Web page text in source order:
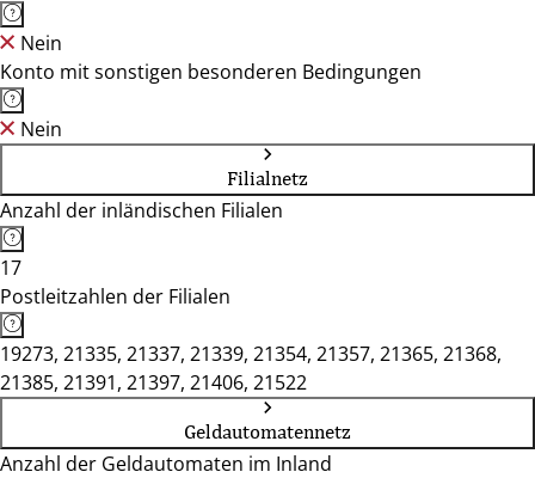
Nein
Konto mit sonstigen besonderen Bedingungen
Nein
Filialnetz
Anzahl der inländischen Filialen
17
Postleitzahlen der Filialen
19273, 21335, 21337, 21339, 21354, 21357, 21365, 21368,
21385, 21391, 21397, 21406, 21522
Geldautomatennetz
Anzahl der Geldautomaten im Inland